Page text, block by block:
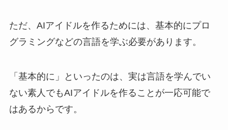
ただ、AIアイドルを作るためには、基本的にプロ
グラミングなどの言語を学ぶ必要があります。
「基本的に」といったのは、実は言語を学んでい
ない素人でもAIアイドルを作ることが一応可能で
はあるからです。